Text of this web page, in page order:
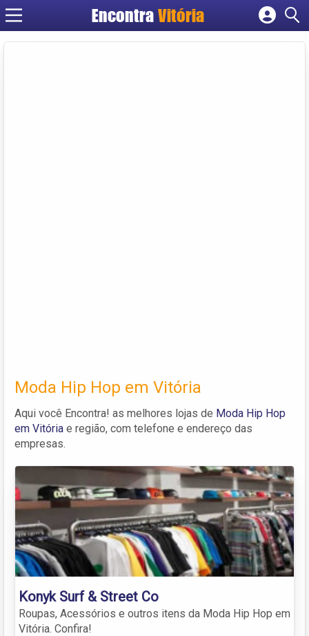
Encontra Vitória
Cadastrar empresa
Moda Hip Hop em Vitória
Aqui você Encontra! as melhores lojas de Moda Hip Hop
em Vitória e região, com telefone e endereço das
empresas.
Konyk Surf & Street Co
Roupas, Acessórios e outros itens da Moda Hip Hop em
Vitória. Confira!